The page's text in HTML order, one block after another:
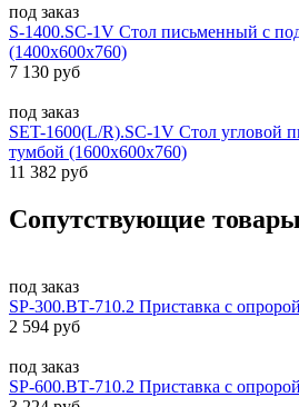
под заказ
S-1400.SC-1V Стол письменный с
(1400х600х760)
7 130 руб
под заказ
SET-1600(L/R).SC-1V Стол угловой
тумбой (1600х600х760)
11 382 руб
Сопутствующие товары
под заказ
SP-300.ВТ-710.2 Приставка с
2 594 руб
под заказ
SP-600.ВТ-710.2 Приставка с